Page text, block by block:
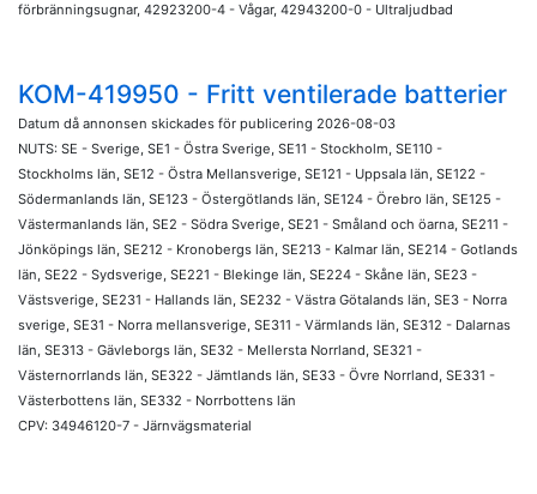
förbränningsugnar, 42923200-4 - Vågar, 42943200-0 - Ultraljudbad
KOM-419950 - Fritt ventilerade batterier
Datum då annonsen skickades för publicering 2026-08-03
NUTS: SE - Sverige, SE1 - Östra Sverige, SE11 - Stockholm, SE110 -
Stockholms län, SE12 - Östra Mellansverige, SE121 - Uppsala län, SE122 -
Södermanlands län, SE123 - Östergötlands län, SE124 - Örebro län, SE125 -
Västermanlands län, SE2 - Södra Sverige, SE21 - Småland och öarna, SE211 -
Jönköpings län, SE212 - Kronobergs län, SE213 - Kalmar län, SE214 - Gotlands
län, SE22 - Sydsverige, SE221 - Blekinge län, SE224 - Skåne län, SE23 -
Västsverige, SE231 - Hallands län, SE232 - Västra Götalands län, SE3 - Norra
sverige, SE31 - Norra mellansverige, SE311 - Värmlands län, SE312 - Dalarnas
län, SE313 - Gävleborgs län, SE32 - Mellersta Norrland, SE321 -
Västernorrlands län, SE322 - Jämtlands län, SE33 - Övre Norrland, SE331 -
Västerbottens län, SE332 - Norrbottens län
CPV: 34946120-7 - Järnvägsmaterial